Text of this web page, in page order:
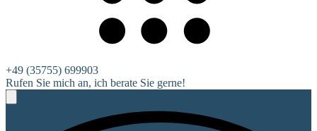
+49 (35755) 699903
Rufen Sie mich an, ich berate Sie gerne!